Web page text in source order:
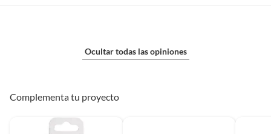
Ocultar todas las opiniones
Complementa tu proyecto